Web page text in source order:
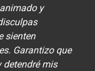
y
sienten
Garantizo que
detendré mis